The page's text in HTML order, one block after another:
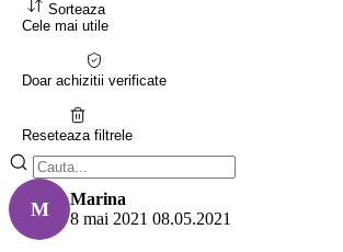
Sorteaza
Cele mai utile
Doar achizitii verificate
Reseteaza filtrele
M
Marina
8 mai 2021 08.05.2021